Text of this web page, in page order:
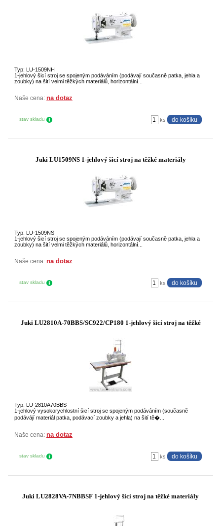
Typ: LU-1509NH
1-jehlový šicí stroj se spojeným podáváním (podávají současně patka, jehla a
zoubky) na šití velmi těžkých materiálů, horizontální...
Naše cena: na dotaz
stav skladu ks
Juki LU1509NS 1-jehlový šicí stroj na těžké materiály
Typ: LU-1509NS
1-jehlový šicí stroj se spojeným podáváním (podávají současně patka, jehla a
zoubky) na šití velmi těžkých materiálů, horizontální...
Naše cena: na dotaz
stav skladu ks
Juki LU2810A-70BBS/SC922/CP180 1-jehlový šicí stroj na těžké
Typ: LU-2810A70BBS
1-jehlový vysokorychlostní šicí stroj se spojeným podáváním (současně
podávájí materiál patka, podávací zoubky a jehla) na šití tě�...
Naše cena: na dotaz
stav skladu ks
Juki LU2828VA-7NBBSF 1-jehlový šicí stroj na těžké materiály